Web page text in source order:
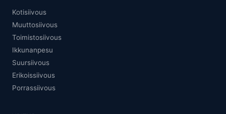
Kotisiivous
Muuttosiivous
Toimistosiivous
Ikkunanpesu
Suursiivous
Erikoissiivous
Porrassiivous